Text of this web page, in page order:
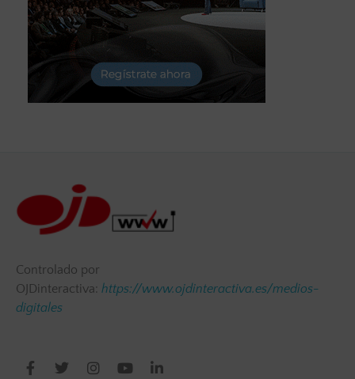
Controlado por
OJDinteractiva: https://www.ojdinteractiva.es/medios-
digitales